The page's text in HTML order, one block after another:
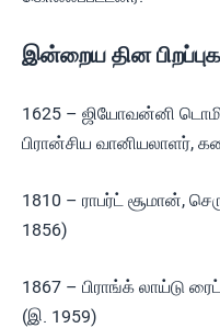
இன்றைய தின
1625 – ஜியோவன்னி
பிரான்சிய வானியலாளர்,
1810 – ராபர்ட் சூமான்,
1856)
1867 – பிராங்க் லாய்டு
(இ. 1959)